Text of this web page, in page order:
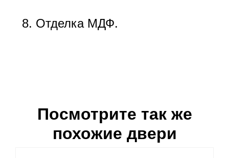
Отделка МДФ.
Посмотрите так же
похожие двери